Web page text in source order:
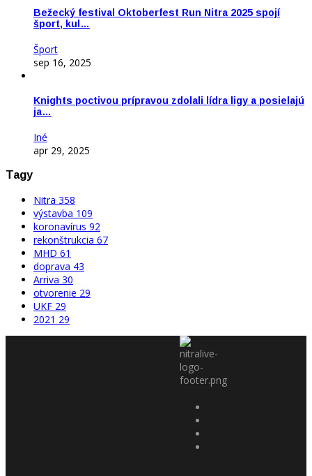
Bežecký festival Oktoberfest Run Nitra 2025 spojí
šport, kul…
Šport
sep 16, 2025
Knights poctivou prípravou zdolali lídra ligy a posielajú
ja…
Iné
apr 29, 2025
Tagy
Nitra 358
výstavba 109
koronavírus 92
rekonštrukcia 67
MHD 61
doprava 43
Arriva 30
otvorenie 29
UKF 29
2021 29